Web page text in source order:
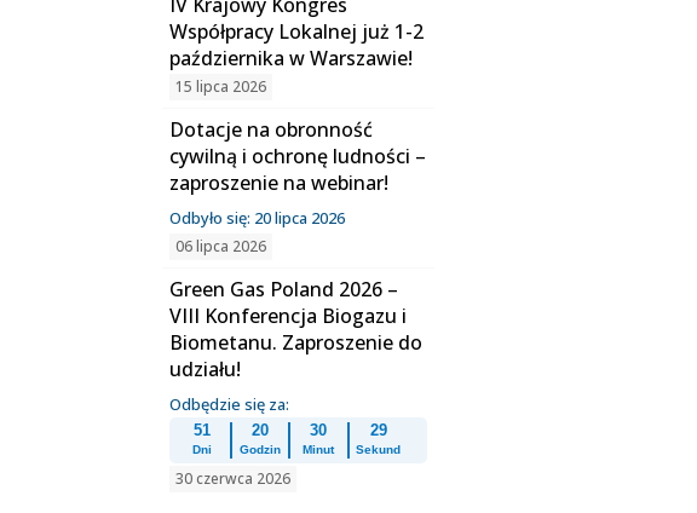
Współpracy Lokalnej już 1-2
października w Warszawie!
15 lipca 2026
Dotacje na obronność
cywilną i ochronę ludności –
zaproszenie na webinar!
Odbyło się: 20 lipca 2026
06 lipca 2026
Green Gas Poland 2026 –
VIII Konferencja Biogazu i
Biometanu. Zaproszenie do
udziału!
Odbędzie się za:
51
Dni
20
Godzin
30
Minut
28
Sekund
30 czerwca 2026